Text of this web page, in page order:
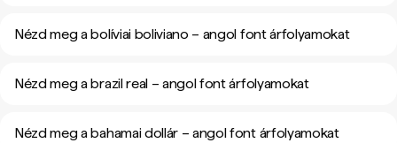
Nézd meg a bolíviai boliviano – angol font árfolyamokat
Nézd meg a brazil real – angol font árfolyamokat
Nézd meg a bahamai dollár – angol font árfolyamokat